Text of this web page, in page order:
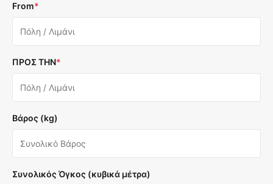
From*
ΠΡΟΣ ΤΗΝ*
Βάρος (kg)
Συνολικός Όγκος (κυβικά μέτρα)